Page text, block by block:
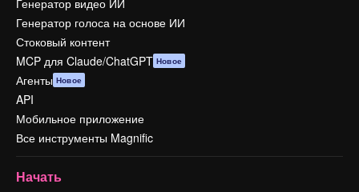
Генератор голоса на основе ИИ
Стоковый контент
MCP для Claude/ChatGPT Новое
Агенты Новое
API
Мобильное приложение
Все инструменты Magnific
Начать